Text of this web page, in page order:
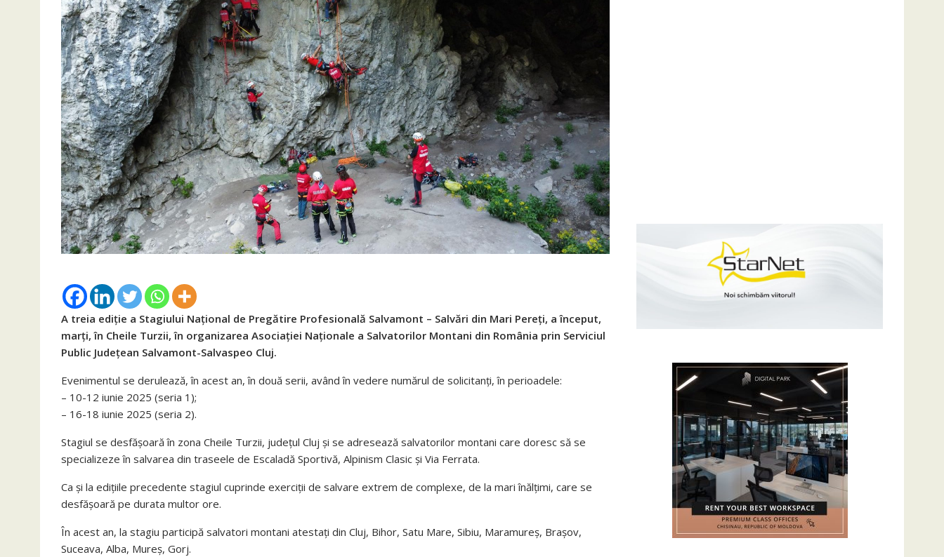
A treia ediție a Stagiului Național de Pregătire Profesională Salvamont – Salvări din Mari Pereți, a început,
marți, în Cheile Turzii, în organizarea Asociației Naționale a Salvatorilor Montani din România prin Serviciul
Public Județean Salvamont-Salvaspeo Cluj.
Evenimentul se derulează, în acest an, în două serii, având în vedere numărul de solicitanți, în perioadele:
– 10-12 iunie 2025 (seria 1);
– 16-18 iunie 2025 (seria 2).
Stagiul se desfășoară în zona Cheile Turzii, județul Cluj și se adresează salvatorilor montani care doresc să se
specializeze în salvarea din traseele de Escaladă Sportivă, Alpinism Clasic și Via Ferrata.
Ca și la edițiile precedente stagiul cuprinde exerciții de salvare extrem de complexe, de la mari înălțimi, care se
desfășoară pe durata multor ore.
În acest an, la stagiu participă salvatori montani atestați din Cluj, Bihor, Satu Mare, Sibiu, Maramureș, Brașov,
Suceava, Alba, Mureș, Gorj.